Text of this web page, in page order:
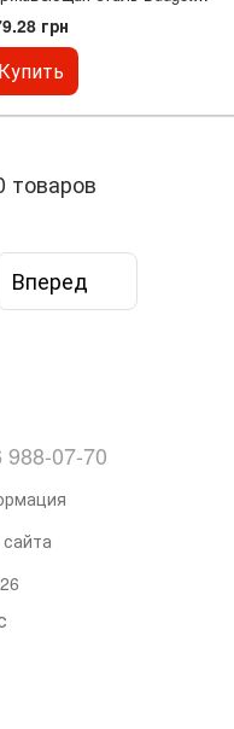
Hendiгрн
Купить
товаров
Вперед
988-07-70